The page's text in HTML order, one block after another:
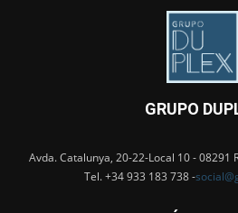
GRUPO
Avda. Catalunya, 20-22-Local 10 - 08291
Tel. +34 933 183 738 -